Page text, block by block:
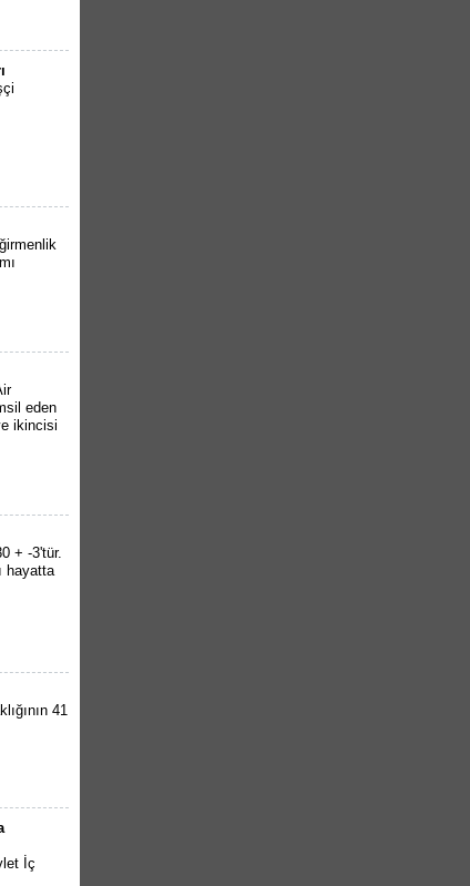
eden
ikincisi
+ -3'tür.
hayatta
41
İç